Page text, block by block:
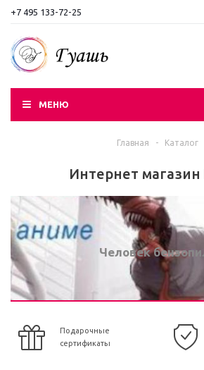
+7 495 133-72-25
МЕНЮ
Главная - Каталог
Интернет магазин
Человек
Подарочные
сертификаты